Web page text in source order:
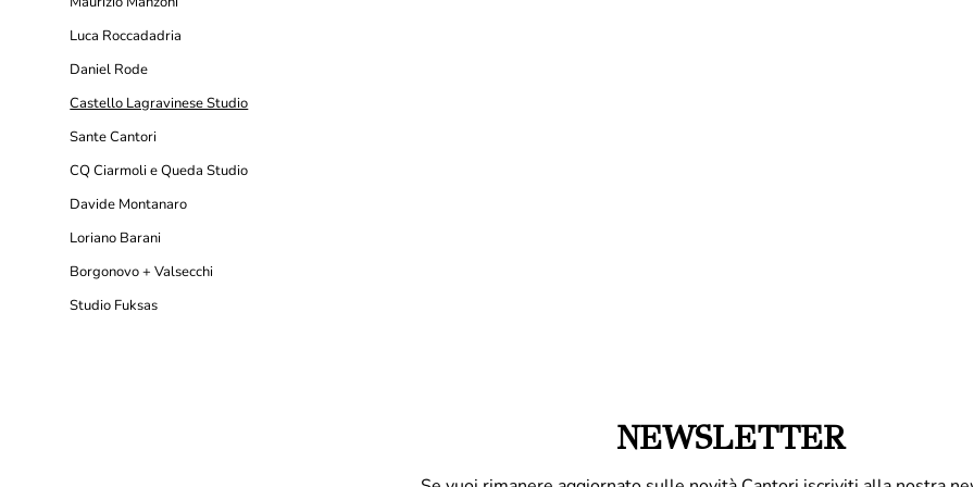
Luca Roccadadria
Daniel Rode
Castello Lagravinese Studio
Sante Cantori
CQ Ciarmoli e Queda Studio
Davide Montanaro
Loriano Barani
Borgonovo + Valsecchi
Studio Fuksas
NEWSLETTER